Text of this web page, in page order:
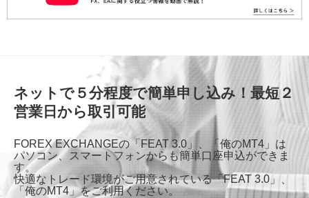
ネットで５分程度で簡単申し込み！最短２
営業日から取引可能
FOREX EXCHANGEの「FEAT 3.0」、「俺のMT4」は
パソコン、スマートフォンからも簡単口座申込ができま
す。
快適なトレード環境がご用意されている「FEAT 3.0」、
「俺のMT4」をご利用ください。